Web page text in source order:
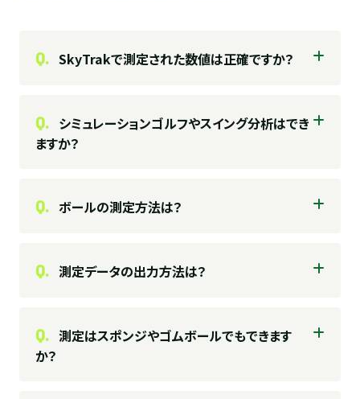
Q. SkyTrakで測定された数値は正確ですか？
Q. シミュレーションゴルフやスイング分析はでき
ますか？
Q. ボールの測定方法は？
Q. 測定データの出力方法は？
Q. 測定はスポンジやゴムボールでもできます
か？